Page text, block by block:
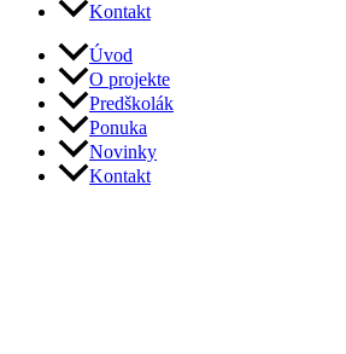
Kontakt
Úvod
O projekte
Predškolák
Ponuka
Novinky
Kontakt